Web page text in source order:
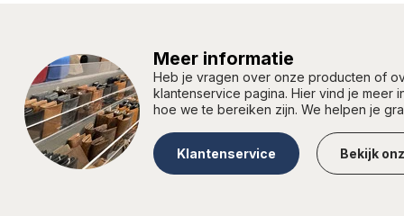
Meer informatie
Heb je vragen over onze producten of
klantenservice pagina. Hier vind je meer
hoe we te bereiken zijn. We helpen je
Klantenservice Bekijk